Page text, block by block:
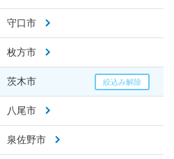
守口市
枚方市
茨木市
八尾市
泉佐野市